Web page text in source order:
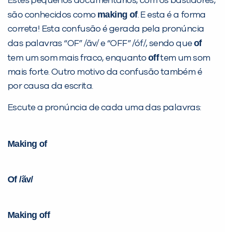
são conhecidos como making of. E esta é a forma
correta! Esta confusão é gerada pela pronúncia
das palavras “OF”/ãv/e “OFF”/óf/, sendo queof
tem um som mais fraco, enquanto offtem um som
mais forte. Outro motivo da confusão também é
por causa da escrita.
Escute a pronúncia de cada uma das palavras:
Making of
Of/ãv/
Making off
Sim Não